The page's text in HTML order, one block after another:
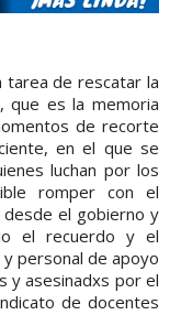
tarea de rescatar la
que es la memoria
de recorte
en el que se
luchan por los
romper con el
el gobierno y
el recuerdo y el
personal de apoyo
y asesinadxs por el
de docentes